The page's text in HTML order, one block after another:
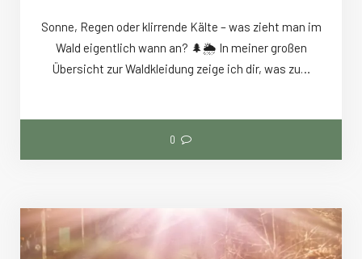
Sonne, Regen oder klirrende Kälte – was zieht man im
Wald eigentlich wann an? 🌲🌦️ In meiner großen
Übersicht zur Waldkleidung zeige ich dir, was zu…
0